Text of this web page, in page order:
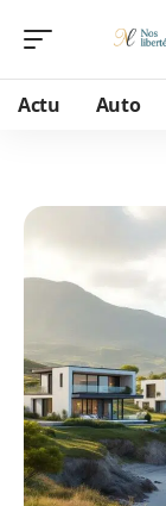
Actu Auto